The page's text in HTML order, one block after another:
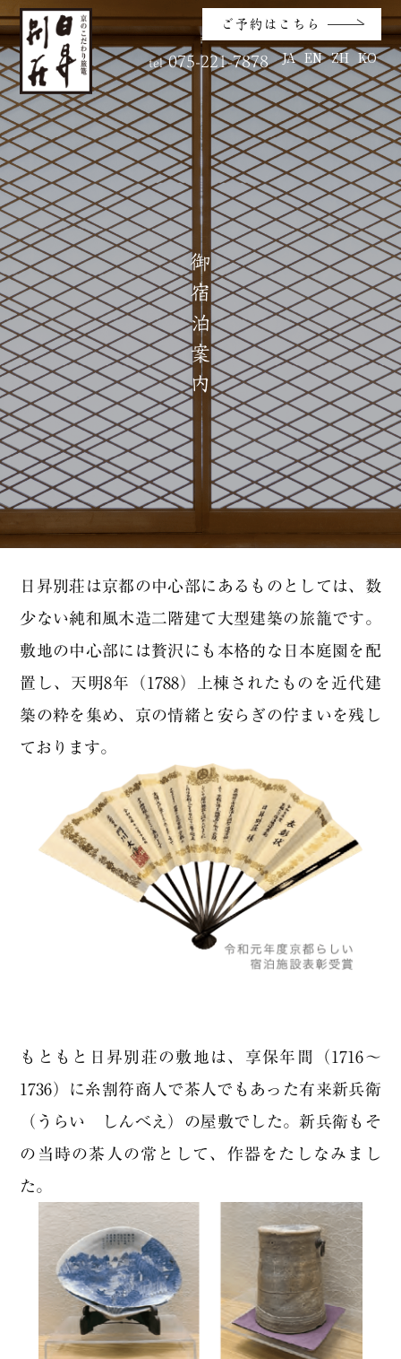
tel075-221-7878 JA EN ZH KO
ご予約はこちら
御宿泊案内
日昇別荘は京都の中心部にあるものとしては、数
少ない純和風木造二階建て大型建築の旅籠です。
敷地の中心部には贅沢にも本格的な日本庭園を配
置し、天明8年（1788）上棟されたものを近代建
築の粋を集め、京の情緒と安らぎの佇まいを残し
ております。
もともと日昇別荘の敷地は、享保年間（1716～
1736）に糸割符商人で茶人でもあった有来新兵衛
（うらい しんべえ）の屋敷でした。新兵衛もそ
の当時の茶人の常として、作器をたしなみまし
た。